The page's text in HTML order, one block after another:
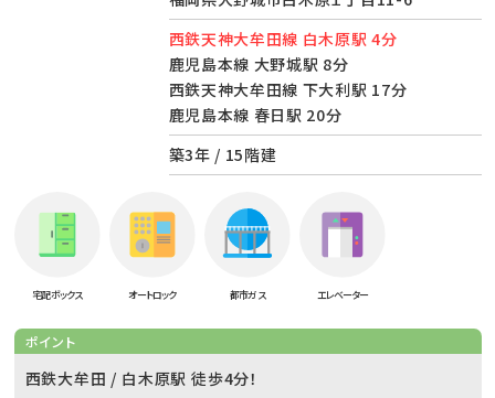
西鉄天神大牟田線 白木原駅 4分
鹿児島本線 大野城駅 8分
西鉄天神大牟田線 下大利駅 17分
鹿児島本線 春日駅 20分
築3年 / 15階建
宅配ボックス オートロック 都市ガス エレベーター
ポイント
西鉄大牟田 / 白木原駅 徒歩4分！